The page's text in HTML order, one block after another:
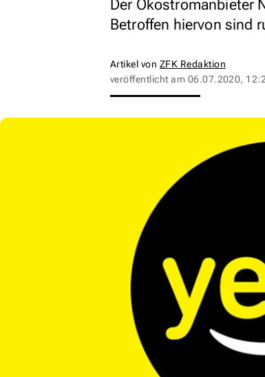
Der Ökostromanbieter
Betroffen hiervon sind
Artikel von ZFK Redaktion
veröffentlicht am 06.07.2020,